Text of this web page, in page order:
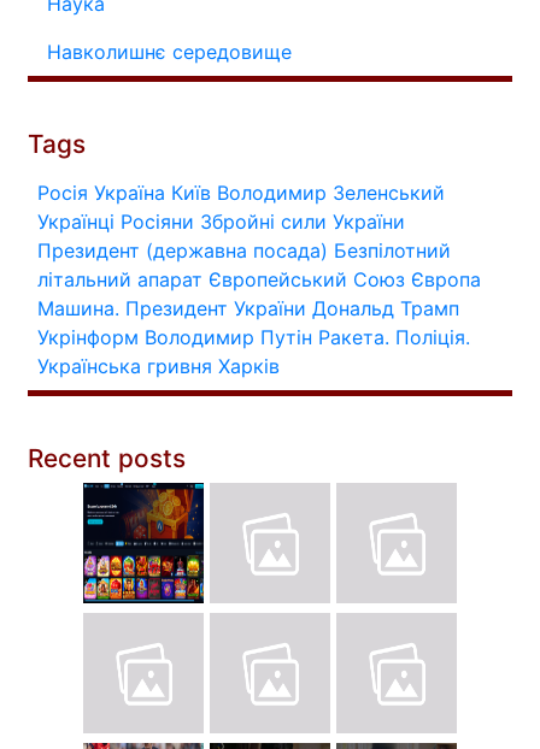
Навколишнє середовище
Tags
Росія Україна Київ Володимир Зеленський
Українці Росіяни Збройні сили України
Президент (державна посада) Безпілотний
літальний апарат Європейський Союз Європа
Машина. Президент України Дональд Трамп
Укрінформ Володимир Путін Ракета. Поліція.
Українська гривня Харків
Recent posts